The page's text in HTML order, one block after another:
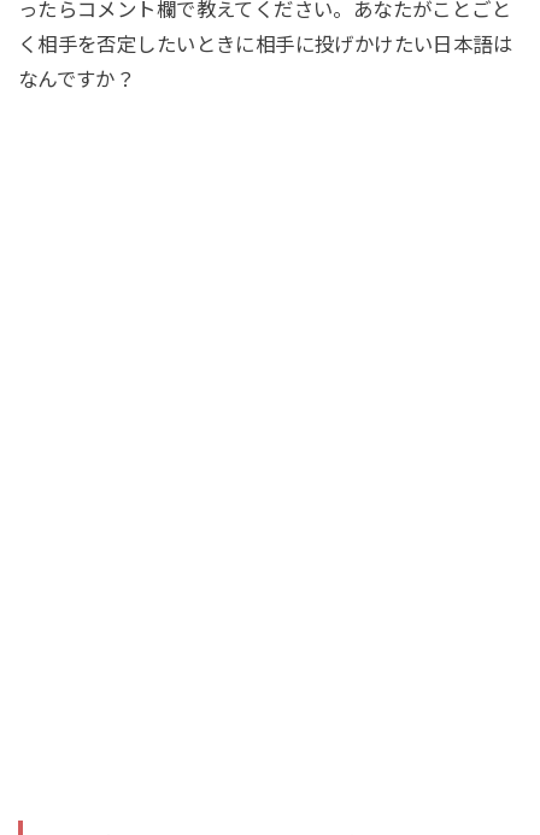
ったらコメント欄で教えてください。あなたがことごと
く相手を否定したいときに相手に投げかけたい日本語は
なんですか？